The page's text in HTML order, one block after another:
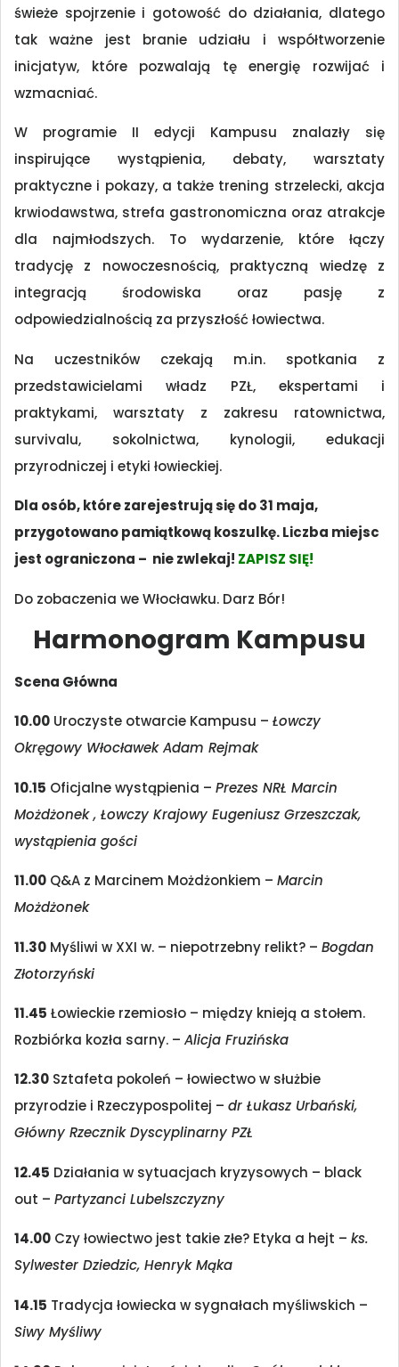
świeże spojrzenie i gotowość do działania, dlatego
tak ważne jest branie udziału i współtworzenie
inicjatyw, które pozwalają tę energię rozwijać i
wzmacniać.
W programie II edycji Kampusu znalazły się
inspirujące wystąpienia, debaty, warsztaty
praktyczne i pokazy, a także trening strzelecki, akcja
krwiodawstwa, strefa gastronomiczna oraz atrakcje
dla najmłodszych. To wydarzenie, które łączy
tradycję z nowoczesnością, praktyczną wiedzę z
integracją środowiska oraz pasję z
odpowiedzialnością za przyszłość łowiectwa.
Na uczestników czekają m.in. spotkania z
przedstawicielami władz PZŁ, ekspertami i
praktykami, warsztaty z zakresu ratownictwa,
survivalu, sokolnictwa, kynologii, edukacji
przyrodniczej i etyki łowieckiej.
Dla osób, które zarejestrują się do 31 maja,
przygotowano pamiątkową koszulkę. Liczba miejsc
jest ograniczona – nie zwlekaj! ZAPISZ SIĘ!
Do zobaczenia we Włocławku. Darz Bór!
Harmonogram Kampusu
Scena Główna
10.00 Uroczyste otwarcie Kampusu – Łowczy
Okręgowy Włocławek Adam Rejmak
10.15 Oficjalne wystąpienia – Prezes NRŁ Marcin
Możdżonek , Łowczy Krajowy Eugeniusz Grzeszczak,
wystąpienia gości
11.00 Q&A z Marcinem Możdżonkiem – Marcin
Możdżonek
11.30 Myśliwi w XXI w. – niepotrzebny relikt? – Bogdan
Złotorzyński
11.45 Łowieckie rzemiosło – między knieją a stołem.
Rozbiórka kozła sarny. – Alicja Fruzińska
12.30 Sztafeta pokoleń – łowiectwo w służbie
przyrodzie i Rzeczypospolitej – dr Łukasz Urbański,
Główny Rzecznik Dyscyplinarny PZŁ
12.45 Działania w sytuacjach kryzysowych – black
out – Partyzanci Lubelszczyzny
14.00 Czy łowiectwo jest takie złe? Etyka a hejt – ks.
Sylwester Dziedzic, Henryk Mąka
14.15 Tradycja łowiecka w sygnałach myśliwskich –
Siwy Myśliwy